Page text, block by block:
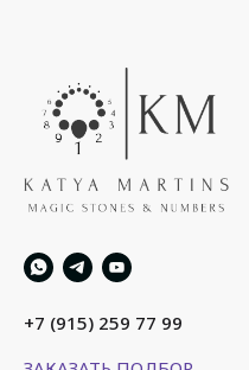
+7 (915) 259 77 99